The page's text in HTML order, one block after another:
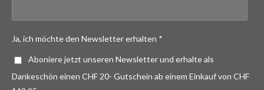
Ja, ich möchte den Newsletter erhalten *
Aboniere jetzt unseren Newsletter und erhalte als
Dankeschön einen CHF 20- Gutschein ab einem Einkauf von CHF